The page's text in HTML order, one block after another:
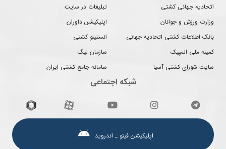
اتحادیه جهانی کشتی
وزارت ورزش و جوانان
بانک اطلاعات کشتی اتحادیه جهانی
کمیته ملی المپیک
سایت شورای کشتی آسیا
تبلیغات در سایت
اپلیکیشن داوران
انستیتو کشتی
سازمان لیگ
سامانه جامع کشتی ایران
شبکه اجتماعی
اپلیکیشن فیتو ـ اندروید